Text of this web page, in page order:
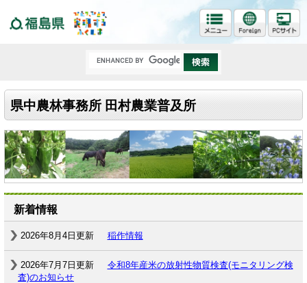
県中農林事務所 田村農業普及所
新着情報
2026年8月4日更新 稲作情報
2026年7月7日更新
令和8年産米の放射性物質検査(モニタリング検
査)のお知らせ